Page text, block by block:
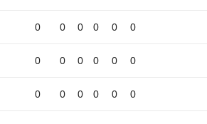
0 0 0 0 0 0
0 0 0 0 0 0
0 0 0 0 0 0